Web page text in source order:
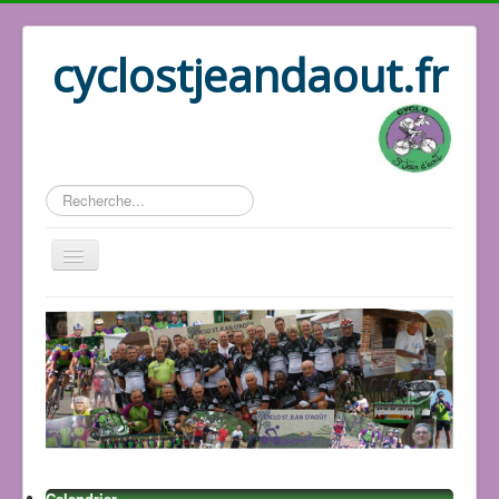
cyclostjeandaout.fr
Rechercher
Organisation
Qui sommes nous
Le bureau
Les circuits
Les adhérents
Les GPS